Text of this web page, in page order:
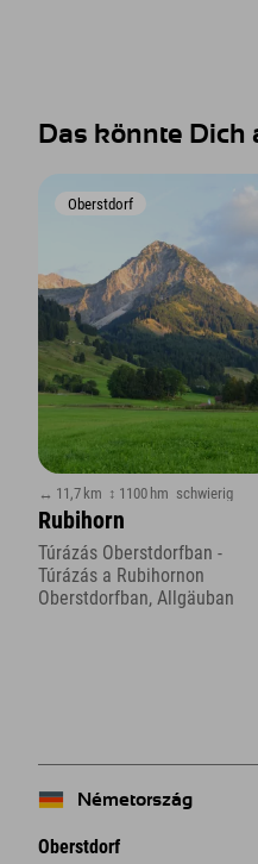
Das könnte Dich
Oberstdorf
↔ 11,7 km ↕ 1100 hm schwierig
Rubihorn
Túrázás Oberstdorfban -
Túrázás a Rubihornon
Oberstdorfban, Allgäuban
Németország
Oberstdorf